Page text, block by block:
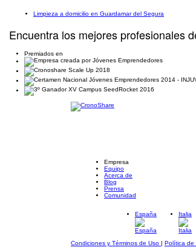
Limpieza a domicilio en Guardamar del Segura
Encuentra los mejores profesionales
Premiados en
Empresa
Equipo
Acerca de
Blog
Prensa
Comunidad
España Italia
Condiciones y Términos de Uso | Política de